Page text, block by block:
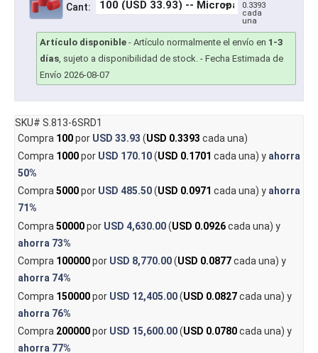
Cant:
0.3393
cada
una
Artículo disponible - Artículo normalmente el envío en 1-3
días, sujeto a disponibilidad de stock. - Fecha Estimada de
Envío 2026-08-07
SKU# S.813-6SRD1
Compra 100por USD 33.93 (USD 0.3393 cada una)
Compra 1000por USD 170.10(USD 0.1701 cada una) y ahorra
50%
Compra5000por USD 485.50(USD 0.0971 cada una) y ahorra
71%
Compra 50000por USD 4,630.00(USD 0.0926cada una) y
ahorra 73%
Compra 100000por USD 8,770.00(USD 0.0877cada una) y
ahorra 74%
Compra 150000por USD 12,405.00(USD 0.0827cada una) y
ahorra 76%
Compra 200000por USD 15,600.00(USD 0.0780cada una) y
ahorra 77%